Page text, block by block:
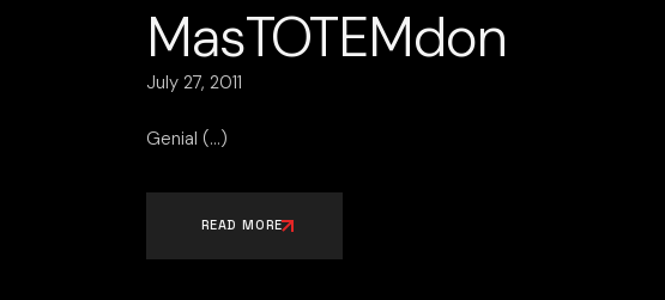
MasTOTEMdon
July 27, 2011
Genial
READ MORE